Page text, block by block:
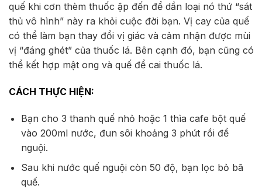
quế khi cơn thèm thuốc ập đến để dần loại nó thứ “sát
thủ vô hình” này ra khỏi cuộc đời bạn. Vị cay của quế
có thể làm bạn thay đổi vị giác và cảm nhận được mùi
vị “đáng ghét” của thuốc lá. Bên cạnh đó, bạn cũng có
thể kết hợp mật ong và quế để cai thuốc lá.
CÁCH THỰC HIỆN:
Bạn cho 3 thanh quế nhỏ hoặc 1 thìa cafe bột quế
vào 200ml nước, đun sôi khoảng 3 phút rồi để
nguội.
Sau khi nước quế nguội còn 50 độ, bạn lọc bỏ bã
quế.